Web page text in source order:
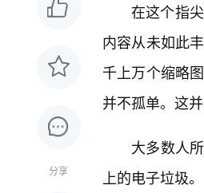
分享
在这个指
内容从未如此
千上万个缩略
并不孤单。这
大多数人
上的电子垃圾。